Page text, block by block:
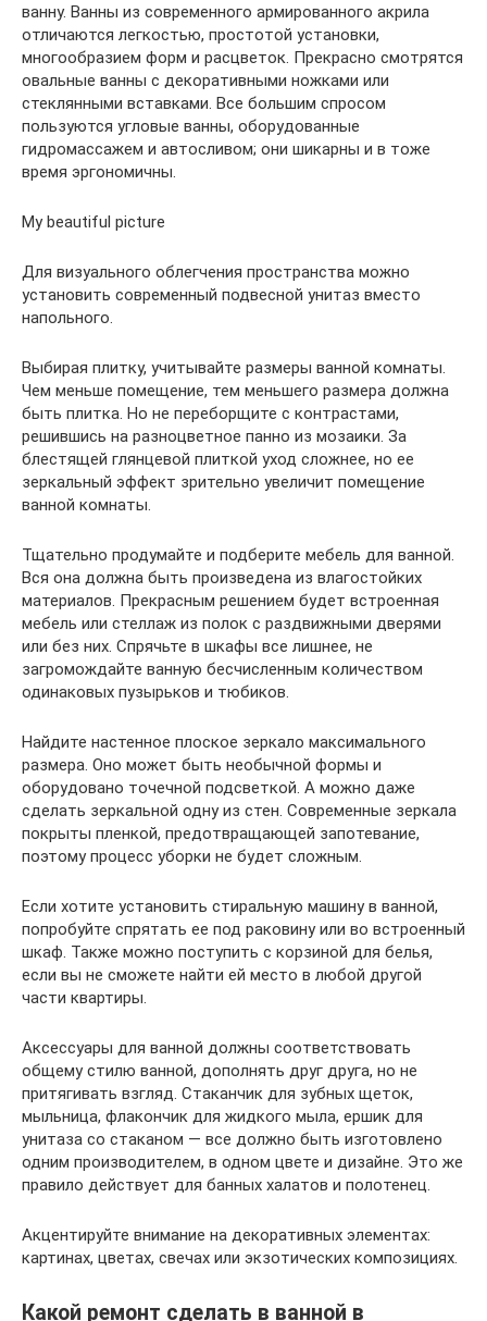
ванну. Ванны из современного армированного акрила
отличаются легкостью, простотой установки,
многообразием форм и расцветок. Прекрасно смотрятся
овальные ванны с декоративными ножками или
стеклянными вставками. Все большим спросом
пользуются угловые ванны, оборудованные
гидромассажем и автосливом; они шикарны и в тоже
время эргономичны.
My beautiful picture
Для визуального облегчения пространства можно
установить современный подвесной унитаз вместо
напольного.
Выбирая плитку, учитывайте размеры ванной комнаты.
Чем меньше помещение, тем меньшего размера должна
быть плитка. Но не переборщите с контрастами,
решившись на разноцветное панно из мозаики. За
блестящей глянцевой плиткой уход сложнее, но ее
зеркальный эффект зрительно увеличит помещение
ванной комнаты.
Тщательно продумайте и подберите мебель для ванной.
Вся она должна быть произведена из влагостойких
материалов. Прекрасным решением будет встроенная
мебель или стеллаж из полок с раздвижными дверями
или без них. Спрячьте в шкафы все лишнее, не
загромождайте ванную бесчисленным количеством
одинаковых пузырьков и тюбиков.
Найдите настенное плоское зеркало максимального
размера. Оно может быть необычной формы и
оборудовано точечной подсветкой. А можно даже
сделать зеркальной одну из стен. Современные зеркала
покрыты пленкой, предотвращающей запотевание,
поэтому процесс уборки не будет сложным.
Если хотите установить стиральную машину в ванной,
попробуйте спрятать ее под раковину или во встроенный
шкаф. Также можно поступить с корзиной для белья,
если вы не сможете найти ей место в любой другой
части квартиры.
Аксессуары для ванной должны соответствовать
общему стилю ванной, дополнять друг друга, но не
притягивать взгляд. Стаканчик для зубных щеток,
мыльница, флакончик для жидкого мыла, ершик для
унитаза со стаканом — все должно быть изготовлено
одним производителем, в одном цвете и дизайне. Это же
правило действует для банных халатов и полотенец.
Акцентируйте внимание на декоративных элементах:
картинах, цветах, свечах или экзотических композициях.
Какой ремонт сделать в ванной в